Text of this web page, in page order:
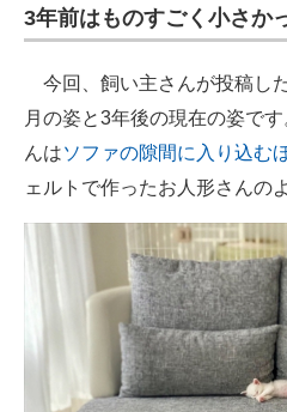
エネルギーの専門メディア
建設×テクノロジーの最前線
ちょっと気になるネットの話題
3年前はものすごく小さか
今回、飼い主さんが投稿し
月の姿と3年後の現在の姿で
んはソファの隙間に入り込む
ェルトで作ったお人形さんの